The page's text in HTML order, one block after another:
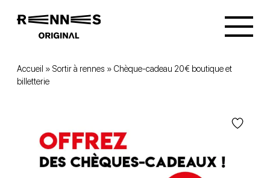
Accueil » Sortir à rennes » Chèque-cadeau 20€ boutique et
billetterie